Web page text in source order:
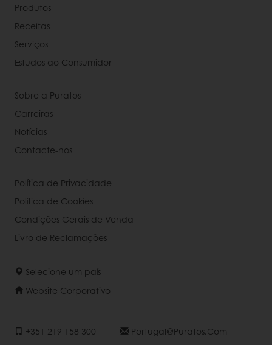
Produtos
Receitas
Serviços
Estudos ao Consumidor
Sobre a Puratos
Carreiras
Notícias
Contacte-nos
Política de Privacidade
Política de Cookies
Condições Gerais de Venda
Livro de Reclamações
Selecione um país
Website Corporativo
+351 219 158 300 Portugal@puratos.com